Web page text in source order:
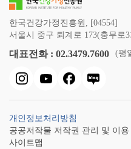
한국건강가정진흥원, [04554]
서울시 중구 퇴계로 173(충무로
대표전화 : 02.3479.7600 (평
개인정보처리방침
공공저작물 저작권 관리 및 이용
사이트맵